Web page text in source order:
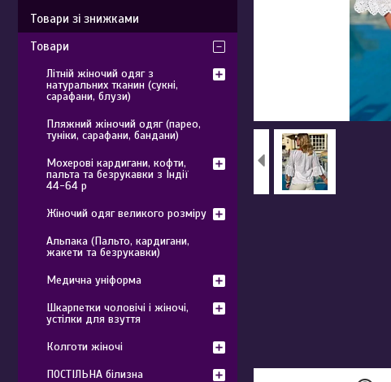
Товари зі знижками
Товари
Літній жіночий одяг з
натуральних тканин (сукні,
сарафани, блузи)
Пляжний жіночий одяг (парео,
туніки, сарафани, бандани)
Мохерові кардигани, кофти,
пальта та безрукавки з Індії
44-64 р
Жіночий одяг великого розміру
Альпака (Пальто, кардигани,
жакети та безрукавки)
Медична уніформа
Шкарпетки чоловічі і жіночі,
устілки для взуття
Колготи жіночі
ПОСТІЛЬНА білизна